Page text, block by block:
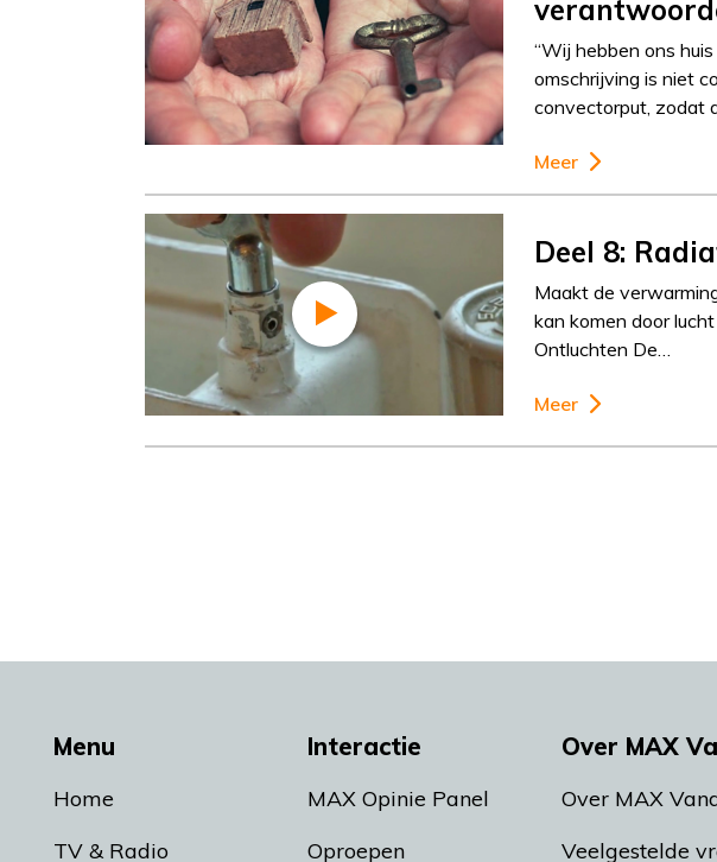
“Wij hebben ons
omschrijving is niet
convectorput, zodat
Meer
Deel 8:
Maakt de
kan komen door
Ontluchten De…
Meer
Menu
Home
TV & Radio
Interactie
MAX Opinie Panel
Oproepen
Over MAX
Over MAX
Veelgestelde